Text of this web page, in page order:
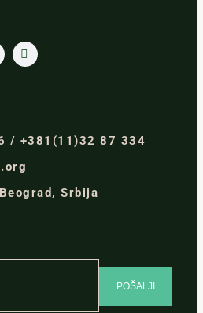
/ +381(11)32 87 334
Srbija